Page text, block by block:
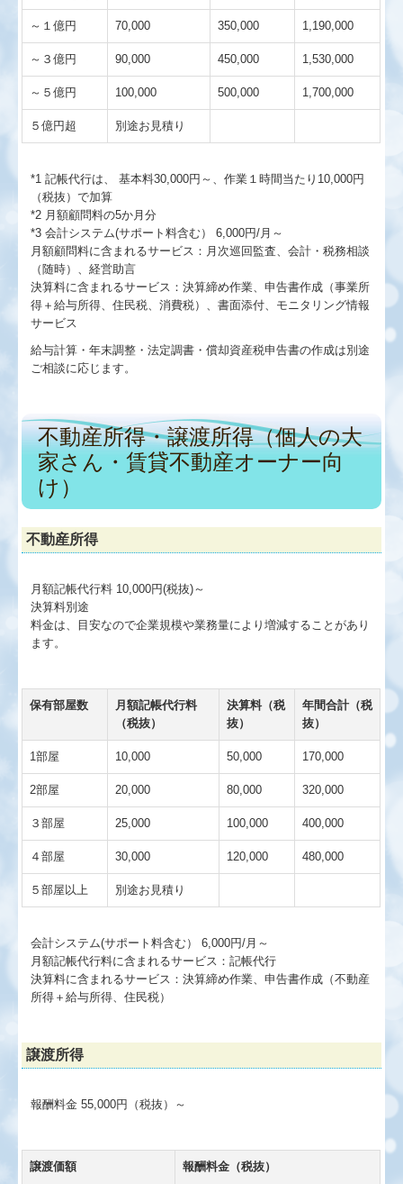
～１億円 70,000 350,000 1,190,000
～３億円 90,000 450,000 1,530,000
～５億円 100,000 500,000 1,700,000
５億円超 別途お見積り
*1 記帳代行は、 基本料30,000円～、作業１時間当たり10,000円
（税抜）で加算
*2 月額顧問料の5か月分
*3 会計システム(サポート料含む） 6,000円/月～
月額顧問料に含まれるサービス：月次巡回監査、会計・税務相談
（随時）、経営助言
決算料に含まれるサービス：決算締め作業、申告書作成（事業所
得＋給与所得、住民税、消費税）、書面添付、モニタリング情報
サービス
給与計算・年末調整・法定調書・償却資産税申告書の作成は別途
ご相談に応じます。
不動産所得・譲渡所得（個人の大
家さん・賃貸不動産オーナー向
け）
不動産所得
月額記帳代行料 10,000円(税抜)～
決算料別途
料金は、目安なので企業規模や業務量により増減することがあり
ます。
保有部屋数
月額記帳代行料
（税抜）
決算料（税
抜）
年間合計（税
抜）
1部屋 10,000 50,000 170,000
2部屋 20,000 80,000 320,000
３部屋 25,000 100,000 400,000
４部屋 30,000 120,000 480,000
５部屋以上 別途お見積り
会計システム(サポート料含む） 6,000円/月～
月額記帳代行料に含まれるサービス：記帳代行
決算料に含まれるサービス：決算締め作業、申告書作成（不動産
所得＋給与所得、住民税）
譲渡所得
報酬料金 55,000円（税抜）～
譲渡価額 報酬料金（税抜）